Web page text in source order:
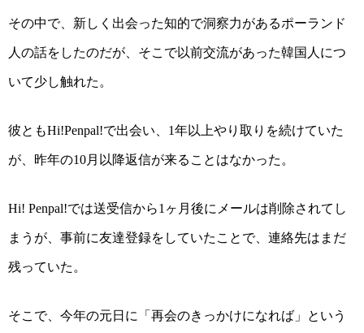
その中で、新しく出会った知的で洞察力があるポーランド
人の話をしたのだが、そこで以前交流があった韓国人につ
いて少し触れた。
彼ともHi!Penpal!で出会い、 1年以上やり取りを続けていた
が、昨年の10月以降返信が来ることはなかった。
Hi! Penpal!では送受信から1 ヶ月後にメールは削除されてし
まうが、事前に友達登録をしていたことで、連絡先はまだ
残っていた。
そこで、今年の元日に「再会のきっかけになれば」という